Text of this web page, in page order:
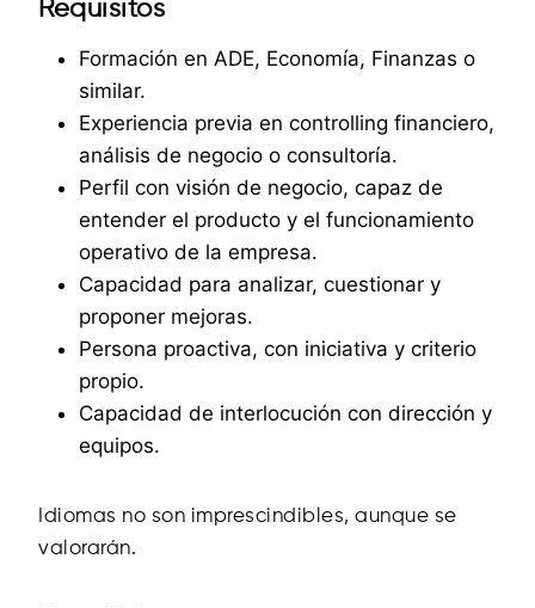
Requisitos
Formación en ADE, Economía, Finanzas o
similar.
Experiencia previa en controlling financiero,
análisis de negocio o consultoría.
Perfil con visión de negocio, capaz de
entender el producto y el funcionamiento
operativo de la empresa.
Capacidad para analizar, cuestionar y
proponer mejoras.
Persona proactiva, con iniciativa y criterio
propio.
Capacidad de interlocución con dirección y
equipos.
Idiomas no son imprescindibles, aunque se
valorarán.